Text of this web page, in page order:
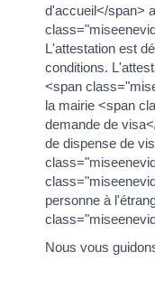
d'accueil</span>
L'attestation est
conditions.
<span
la mairie <span
demande de
de dispense de
personne à
Nous vous